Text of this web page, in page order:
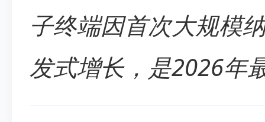
子终端因首次大规模
发式增长，是2026年